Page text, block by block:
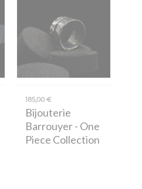
185,00 €
Bijouterie
Barrouyer- One
Piece Collection